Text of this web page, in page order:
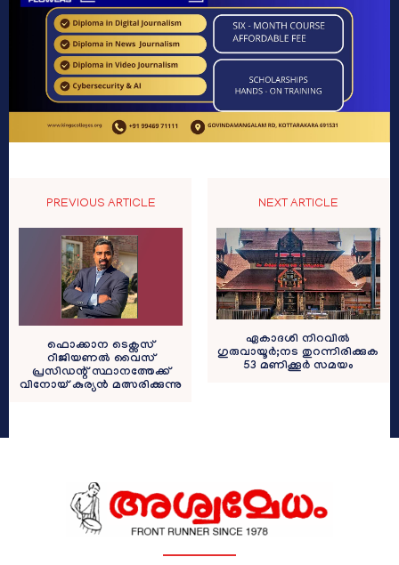
PREVIOUS ARTICLE
ഫൊക്കാന ടെക്സസ്
റീജിയണൽ വൈസ്
പ്രസിഡന്റ് സ്ഥാനത്തേക്ക്
വിനോയ് കുര്യൻ മത്സരിക്കുന്നു
NEXT ARTICLE
ഏകാദശി നിറവിൽ
ഗുരുവായൂർ;നട തുറന്നിരിക്കുക
53 മണിക്കൂർ സമയം